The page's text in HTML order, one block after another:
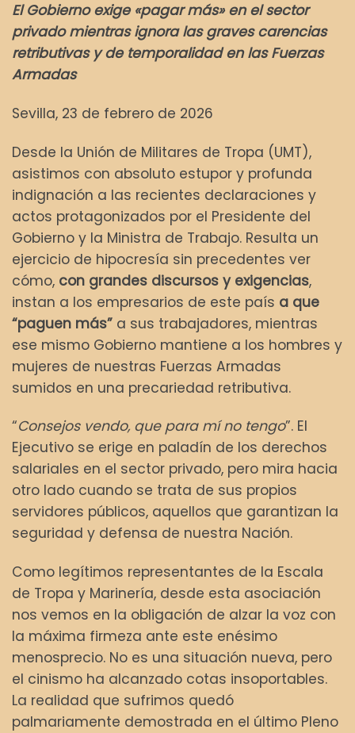
w
i
t
t
e
r
e
b
o
o
t
s
A
p
e
g
r
a
El Gobierno exige «pagar más» en el sector
privado mientras ignora las graves carencias
retributivas y de temporalidad en las Fuerzas
Armadas
Sevilla, 23 de febrero de 2026
Desde la Unión de Militares de Tropa (UMT),
asistimos con absoluto estupor y profunda
indignación a las recientes declaraciones y
actos protagonizados por el Presidente del
Gobierno y la Ministra de Trabajo. Resulta un
ejercicio de hipocresía sin precedentes ver
cómo, con grandes discursos y exigencias,
instan a los empresarios de este país a que
“paguen más” a sus trabajadores, mientras
ese mismo Gobierno mantiene a los hombres y
mujeres de nuestras Fuerzas Armadas
sumidos en una precariedad retributiva.
“Consejos vendo, que para mí no tengo”. El
Ejecutivo se erige en paladín de los derechos
salariales en el sector privado, pero mira hacia
otro lado cuando se trata de sus propios
servidores públicos, aquellos que garantizan la
seguridad y defensa de nuestra Nación.
Como legítimos representantes de la Escala
de Tropa y Marinería, desde esta asociación
nos vemos en la obligación de alzar la voz con
la máxima firmeza ante este enésimo
menosprecio. No es una situación nueva, pero
el cinismo ha alcanzado cotas insoportables.
La realidad que sufrimos quedó
palmariamente demostrada en el último Pleno